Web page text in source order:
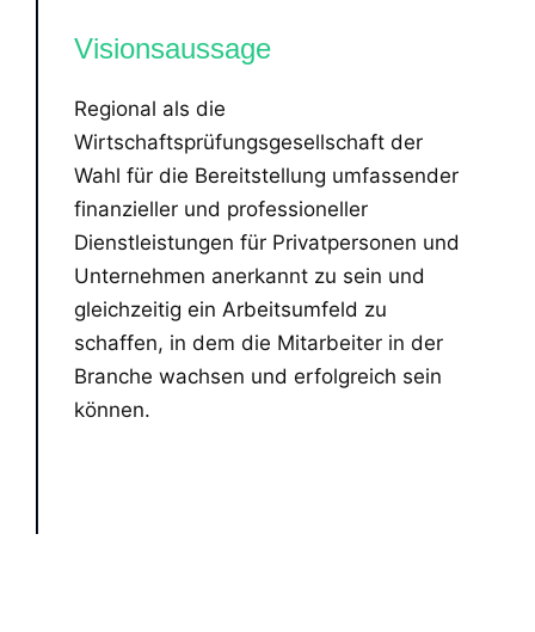
Visionsaussage
Regional als die
Wirtschaftsprüfungsgesellschaft der
Wahl für die Bereitstellung umfassender
finanzieller und professioneller
Dienstleistungen für Privatpersonen und
Unternehmen anerkannt zu sein und
gleichzeitig ein Arbeitsumfeld zu
schaffen, in dem die Mitarbeiter in der
Branche wachsen und erfolgreich sein
können.